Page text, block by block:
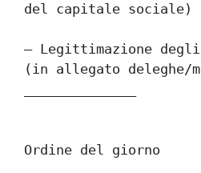
del capitale sociale)
– Legittimazione
(in allegato deleghe/
Ordine del giorno